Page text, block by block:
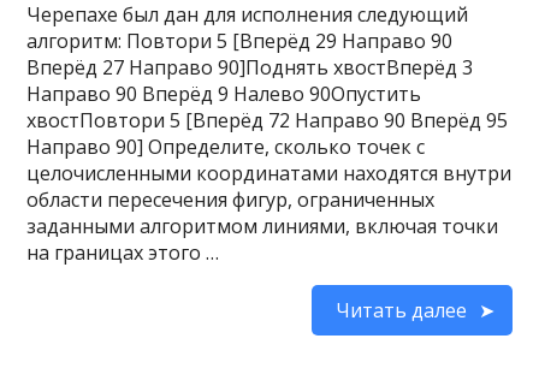
Черепахе был дан для исполнения следующий
алгоритм: Повтори 5 [Вперёд 29 Направо 90
Вперёд 27 Направо 90]Поднять хвостВперёд 3
Направо 90 Вперёд 9 Налево 90Опустить
хвостПовтори 5 [Вперёд 72 Направо 90 Вперёд 95
Направо 90] Определите, сколько точек с
целочисленными координатами находятся внутри
области пересечения фигур, ограниченных
заданными алгоритмом линиями, включая точки
на границах этого …
Читать далее